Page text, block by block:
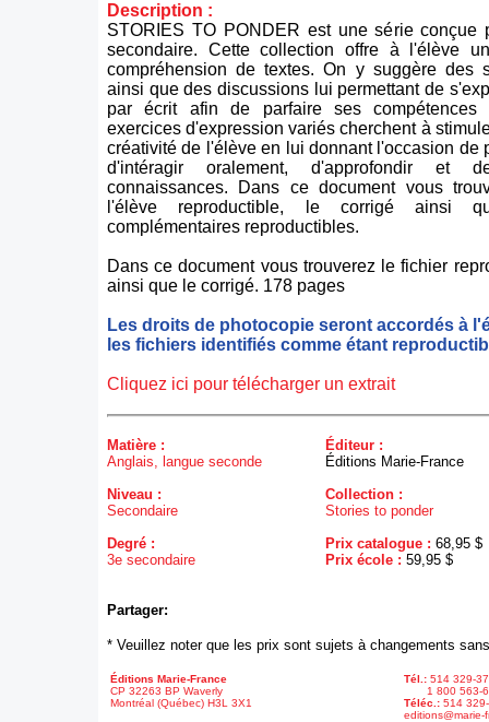
Description :
STORIES TO PONDER est une série conçue
secondaire. Cette collection offre à l'élève
compréhension de textes. On y suggère des
ainsi que des discussions lui permettant de
par écrit afin de parfaire ses compétences
exercices d'expression variés cherchent à
créativité de l'élève en lui donnant l'occasion de
d'intéragir oralement, d'approfondir et
connaissances. Dans ce document vous
l'élève reproductible, le corrigé ainsi
complémentaires reproductibles.
Dans ce document vous trouverez le fichier
ainsi que le corrigé. 178 pages
Les droits de photocopie seront accordés à
les fichiers identifiés comme étant
Cliquez ici pour télécharger un extrait
Matière :
Anglais, langue seconde
Niveau :
Secondaire
Degré :
3e secondaire
Éditeur :
Éditions Marie-France
Collection :
Stories to ponder
Prix catalogue : 68,95 $
Prix école : 59,95 $
Partager:
* Veuillez noter que les prix sont sujets à changements
Éditions Marie-France
CP 32263 BP Waverly
Montréal (Québec) H3L 3X1
Tél.: 514 329-
1 800 563-
Téléc.: 514
editions@marie-